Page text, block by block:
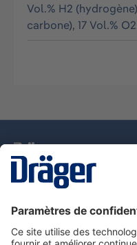
Vol.% H2
carbone), 17 Vol.%
Nous contacter
Service de e-